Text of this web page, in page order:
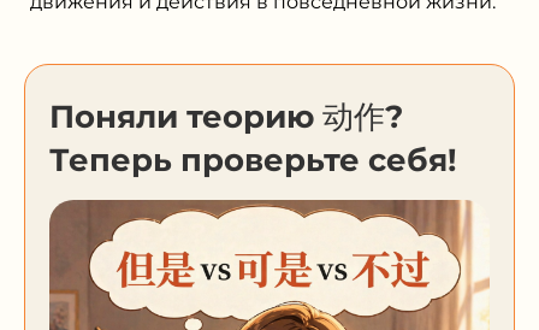
Поняли теорию 动作?
Теперь проверьте себя!